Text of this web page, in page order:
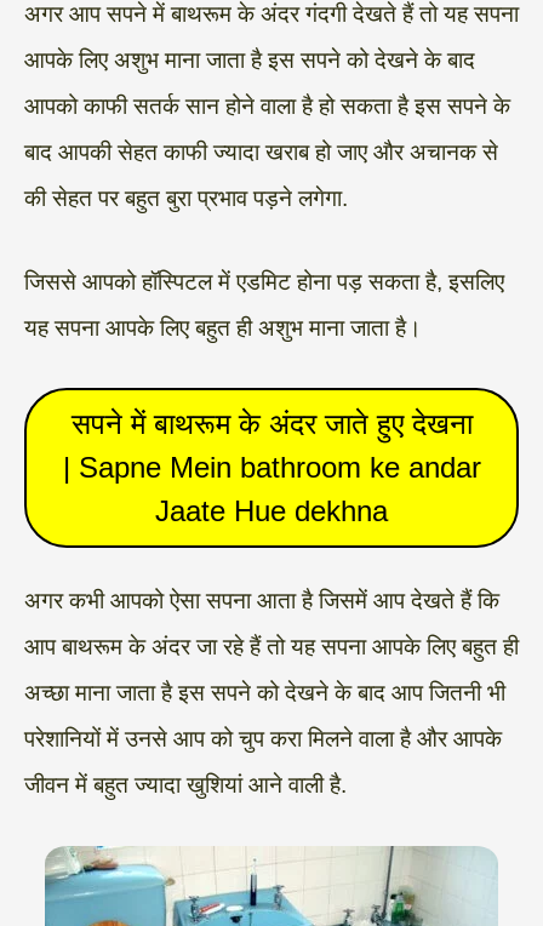
अगर आप सपने में बाथरूम के अंदर गंदगी देखते हैं तो यह सपना
आपके लिए अशुभ माना जाता है इस सपने को देखने के बाद
आपको काफी सतर्क सान होने वाला है हो सकता है इस सपने के
बाद आपकी सेहत काफी ज्यादा खराब हो जाए और अचानक से
की सेहत पर बहुत बुरा प्रभाव पड़ने लगेगा.
जिससे आपको हॉस्पिटल में एडमिट होना पड़ सकता है, इसलिए
यह सपना आपके लिए बहुत ही अशुभ माना जाता है।
सपने में बाथरूम के अंदर जाते हुए देखना
| Sapne Mein bathroom ke andar
Jaate Hue dekhna
अगर कभी आपको ऐसा सपना आता है जिसमें आप देखते हैं कि
आप बाथरूम के अंदर जा रहे हैं तो यह सपना आपके लिए बहुत ही
अच्छा माना जाता है इस सपने को देखने के बाद आप जितनी भी
परेशानियों में उनसे आप को चुप करा मिलने वाला है और आपके
जीवन में बहुत ज्यादा खुशियां आने वाली है.